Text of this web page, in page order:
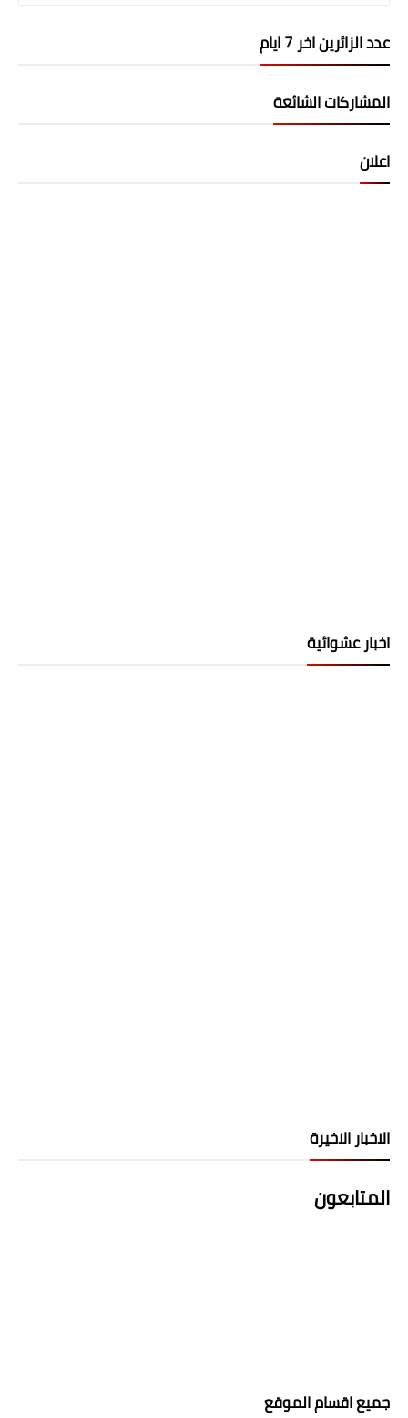
عدد الزائرين اخر 7 ايام
المشاركات الشائعة
اعلان
اخبار عشوائية
الاخبار الاخيرة
المتابعون
جميع اقسام الموقع